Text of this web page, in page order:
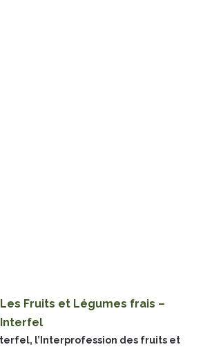
Les Fruits et Légumes frais –
Interfel
l’Interprofession des fruits et